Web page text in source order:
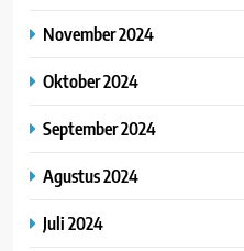
November 2024
Oktober 2024
September 2024
Agustus 2024
Juli 2024